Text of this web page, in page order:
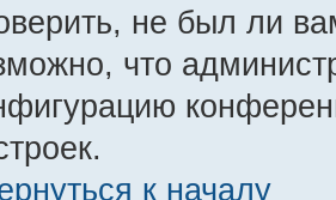
не был ли
что
к началу